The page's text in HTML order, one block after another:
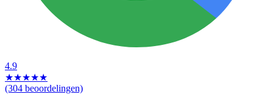
4.9
★★★★★
(304 beoordelingen)